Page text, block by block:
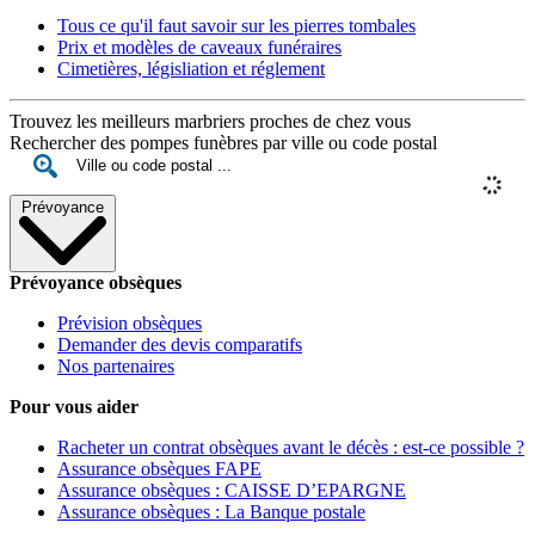
Tous ce qu'il faut savoir sur les pierres tombales
Prix et modèles de caveaux funéraires
Cimetières, législiation et réglement
Trouvez les meilleurs marbriers proches de chez vous
Rechercher des pompes funèbres par ville ou code postal
Prévoyance
Prévoyance obsèques
Prévision obsèques
Demander des devis comparatifs
Nos partenaires
Pour vous aider
Racheter un contrat obsèques avant le décès : est-ce possible ?
Assurance obsèques FAPE
Assurance obsèques : CAISSE D’EPARGNE
Assurance obsèques : La Banque postale